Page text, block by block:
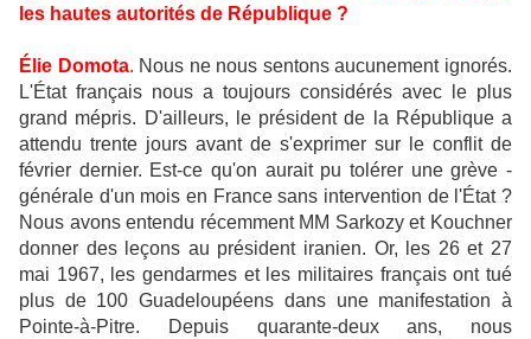
les hautes autorités de République ?
Élie Domota. Nous ne nous sentons aucunement ignorés.
L'État français nous a toujours considérés avec le plus
grand mépris. D'ailleurs, le président de la République a
attendu trente jours avant de s'exprimer sur le conflit de
février dernier. Est-ce qu'on aurait pu tolérer une grève -
générale d'un mois en France sans intervention de l'État ?
Nous avons entendu récemment MM Sarkozy et Kouchner
donner des leçons au président iranien. Or, les 26 et 27
mai 1967, les gendarmes et les militaires français ont tué
plus de 100 Guadeloupéens dans une manifestation à
Pointe-à-Pitre. Depuis quarante-deux ans, nous